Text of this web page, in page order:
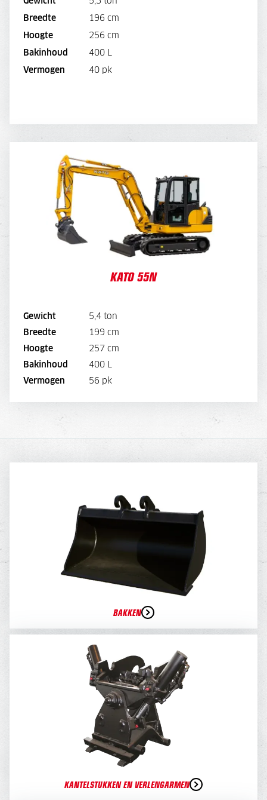
Breedte 196 cm
Hoogte 256 cm
Bakinhoud 400 L
Vermogen 40 pk
KATO 55N
Gewicht
5,4 ton
Breedte
199 cm
Hoogte
257 cm
Bakinhoud
400 L
Vermogen
56 pk
KATO 55N
Overdruk excl. filters
WEEKPRIJS
580,-
180,-
BAKKEN
KANTELSTUKKEN EN VERLENGARMEN